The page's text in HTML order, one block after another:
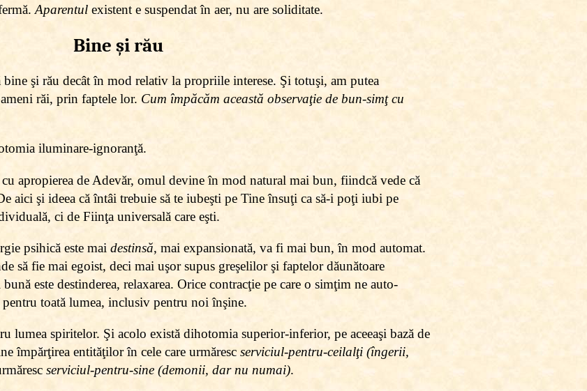
Aparentul existent e suspendat în aer, nu are soliditate.
Bine şi rău
şi rău decât în mod relativ la propriile interese. Şi totuşi, am putea
răi, prin faptele lor. Cum împăcăm această observaţie de bun-simţ cu
iluminare-ignoranţă.
apropierea de Adevăr, omul devine în mod natural mai bun, fiindcă vede că
aici şi ideea că întâi trebuie să te iubeşti pe Tine însuţi ca să-i poţi iubi pe
ci de Fiinţa universală care eşti.
psihică este mai destinsă, mai expansionată, va fi mai bun, în mod automat.
să fie mai egoist, deci mai uşor supus greşelilor şi faptelor dăunătoare
este destinderea, relaxarea. Orice contracţie pe care o simţim ne auto-
pentru toată lumea, inclusiv pentru noi înşine.
lumea spiritelor. Şi acolo există dihotomia superior-inferior, pe aceeaşi bază de
împărţirea entităţilor în cele care urmăresc serviciul-pentru-ceilalţi (îngerii,
serviciul-pentru-sine (demonii, dar nu numai).